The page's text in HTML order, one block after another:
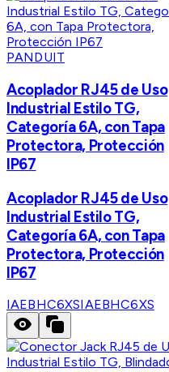
PANDUIT
Acoplador RJ45 de Uso
Industrial Estilo TG,
Categoría 6A, con Tapa
Protectora, Protección
IP67
Acoplador RJ45 de Uso
Industrial Estilo TG,
Categoría 6A, con Tapa
Protectora, Protección
IP67
IAEBHC6XSIAEBHC6XS